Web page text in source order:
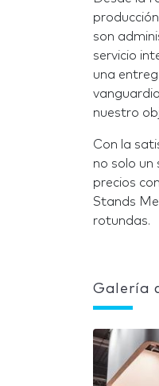
son
servicio
una
nuestro
Con la
no solo un
precios
Stands
rotundas.
Galería